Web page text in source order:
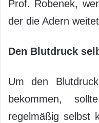
Prof. Robenek,
der die Adern
Den Blutdruck
Um den
bekommen,
regelmäßig selbst